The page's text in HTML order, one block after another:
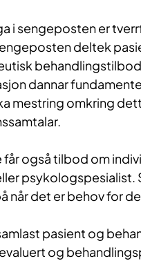
i sengeposten er
deltek
dannar
mestring omkring
får også tilbod om
når det er behov for
pasient og
og